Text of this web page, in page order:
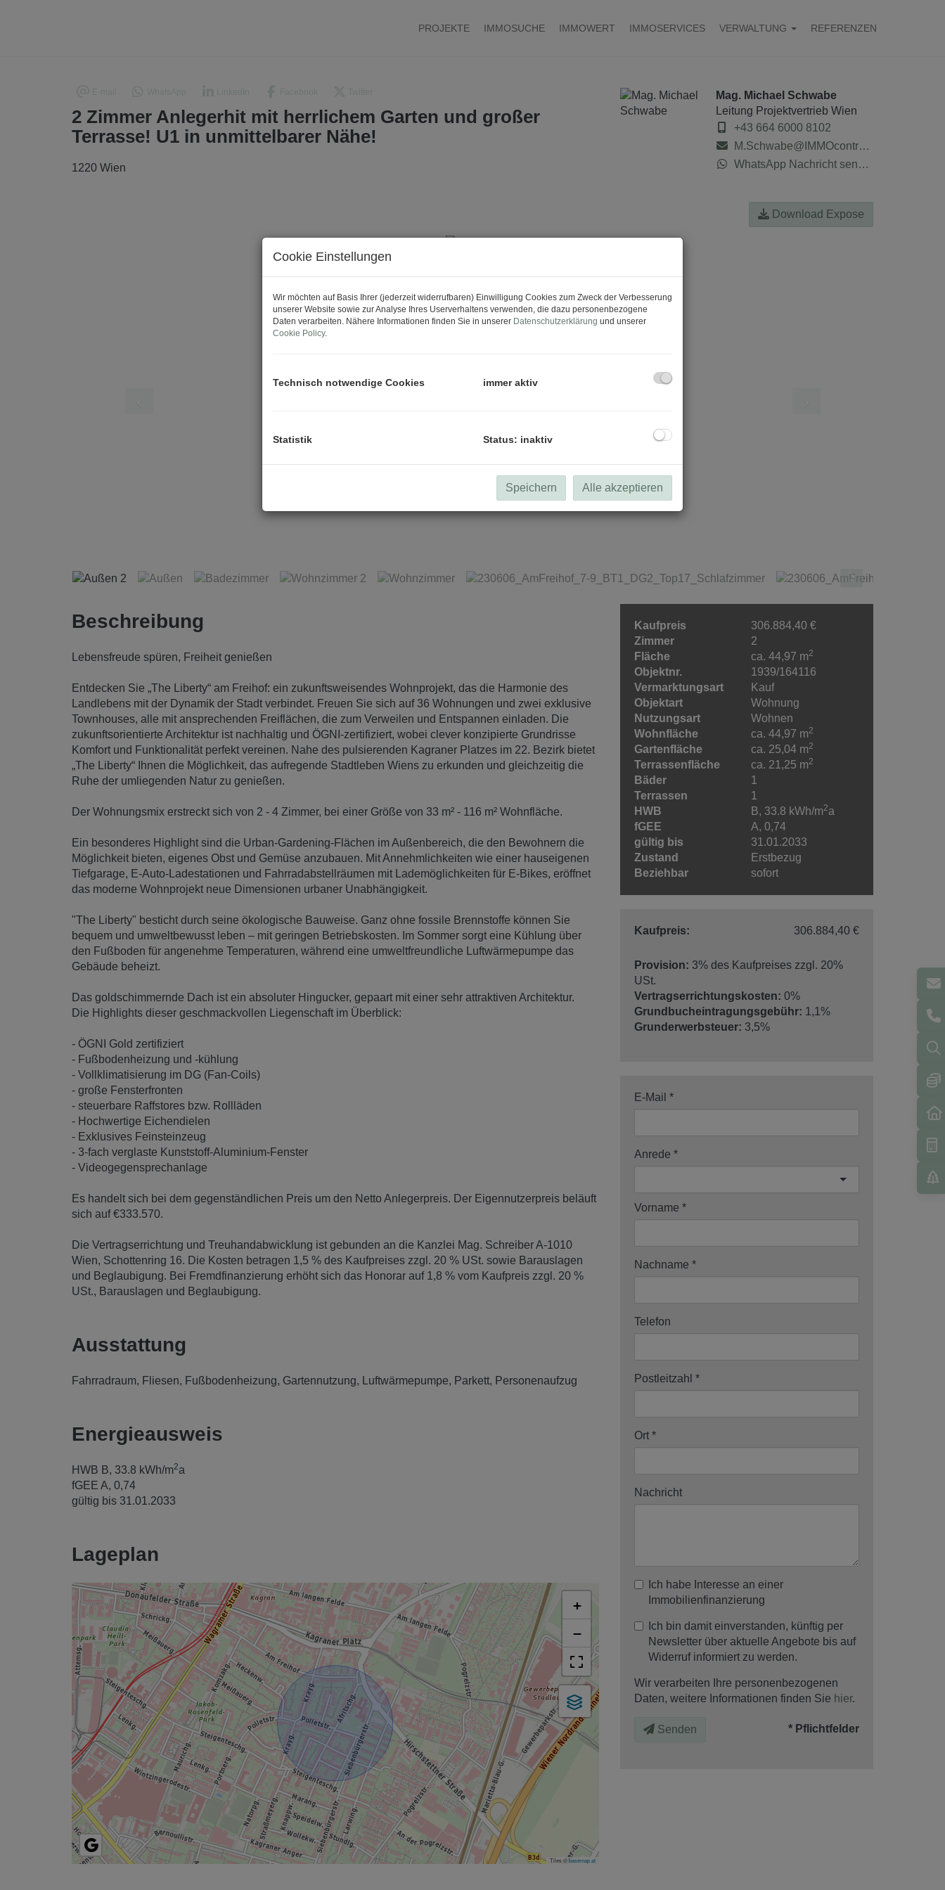
PROJEKTE IMMOSUCHE IMMOWERT IMMOSERVICES VERWALTUNG REFERENZEN
2 Zimmer Anlegerhit mit herrlichem Garten und großer
Terrasse! U1 in unmittelbarer Nähe!
1220 Wien
Mag. Michael Schwabe
Leitung Projektvertrieb Wien
+43 664 6000 8102
M.Schwabe@IMMOcontract.at
WhatsApp Nachricht senden
Download Expose
Beschreibung
Lebensfreude spüren, Freiheit genießen
Entdecken Sie „The Liberty“ am Freihof: ein zukunftsweisendes Wohnprojekt, das die Harmonie des
Landlebens mit der Dynamik der Stadt verbindet. Freuen Sie sich auf 36 Wohnungen und zwei exklusive
Townhouses, alle mit ansprechenden Freiflächen, die zum Verweilen und Entspannen einladen. Die
zukunftsorientierte Architektur ist nachhaltig und ÖGNI-zertifiziert, wobei clever konzipierte Grundrisse
Komfort und Funktionalität perfekt vereinen. Nahe des pulsierenden Kagraner Platzes im 22. Bezirk bietet
„The Liberty“ Ihnen die Möglichkeit, das aufregende Stadtleben Wiens zu erkunden und gleichzeitig die
Ruhe der umliegenden Natur zu genießen.
Der Wohnungsmix erstreckt sich von 2 - 4 Zimmer, bei einer Größe von 33 m² - 116 m² Wohnfläche.
Ein besonderes Highlight sind die Urban-Gardening-Flächen im Außenbereich, die den Bewohnern die
Möglichkeit bieten, eigenes Obst und Gemüse anzubauen. Mit Annehmlichkeiten wie einer hauseigenen
Tiefgarage, E-Auto-Ladestationen und Fahrradabstellräumen mit Lademöglichkeiten für E-Bikes, eröffnet
das moderne Wohnprojekt neue Dimensionen urbaner Unabhängigkeit.
"The Liberty" besticht durch seine ökologische Bauweise. Ganz ohne fossile Brennstoffe können Sie
bequem und umweltbewusst leben – mit geringen Betriebskosten. Im Sommer sorgt eine Kühlung über
den Fußboden für angenehme Temperaturen, während eine umweltfreundliche Luftwärmepumpe das
Gebäude beheizt.
Das goldschimmernde Dach ist ein absoluter Hingucker, gepaart mit einer sehr attraktiven Architektur.
Die Highlights dieser geschmackvollen Liegenschaft im Überblick:
- ÖGNI Gold zertifiziert
- Fußbodenheizung und -kühlung
- Vollklimatisierung im DG (Fan-Coils)
- große Fensterfronten
- steuerbare Raffstores bzw. Rollläden
- Hochwertige Eichendielen
- Exklusives Feinsteinzeug
- 3-fach verglaste Kunststoff-Aluminium-Fenster
- Videogegensprechanlage
Es handelt sich bei dem gegenständlichen Preis um den Netto Anlegerpreis. Der Eigennutzerpreis beläuft
sich auf €333.570.
Die Vertragserrichtung und Treuhandabwicklung ist gebunden an die Kanzlei Mag. Schreiber A-1010
Wien, Schottenring 16. Die Kosten betragen 1,5 % des Kaufpreises zzgl. 20 % USt. sowie Barauslagen
und Beglaubigung. Bei Fremdfinanzierung erhöht sich das Honorar auf 1,8 % vom Kaufpreis zzgl. 20 %
USt., Barauslagen und Beglaubigung.
Ausstattung
Fahrradraum Fliesen Fußbodenheizung Gartennutzung Luftwärmepumpe Parkett Personenaufzug
Energieausweis
HWB B, 33.8 kWh/m2a
fGEE A, 0,74
gültig bis 31.01.2033
Lageplan
+
−
Tiles ©basemap.at
Kaufpreis
306.884,40 €
Zimmer
2
Fläche
ca. 44,97 m2
Objektnr.
1939/164116
Vermarktungsart
Kauf
Objektart
Wohnung
Nutzungsart
Wohnen
Wohnfläche
ca. 44,97 m2
Gartenfläche ca. 25,04 m2
Terrassenfläche ca. 21,25 m2
Bäder
1
Terrassen
1
HWB
B, 33.8 kWh/m2a
fGEE
A, 0,74
gültig bis
31.01.2033
Zustand
Erstbezug
Beziehbar
sofort
Kaufpreis: 306.884,40 €
Provision: 3% des Kaufpreises zzgl. 20%
USt.
Vertragserrichtungskosten: 0%
Grundbucheintragungsgebühr: 1,1%
Grunderwerbsteuer: 3,5%
E-Mail
Anrede
Vorname
Nachname
Telefon
Postleitzahl
Ort
Nachricht
Ich habe Interesse an einer
Immobilienfinanzierung
Ich bin damit einverstanden, künftig per
Newsletter über aktuelle Angebote bis auf
Widerruf informiert zu werden.
Wir verarbeiten Ihre personenbezogenen
Daten, weitere Informationen finden Sie hier.
Senden * Pflichtfelder
Cookie Einstellungen
Wir möchten auf Basis Ihrer (jederzeit widerrufbaren) Einwilligung Cookies zum Zweck der Verbesserung
unserer Website sowie zur Analyse Ihres Userverhaltens verwenden, die dazu personenbezogene
Daten verarbeiten. Nähere Informationen finden Sie in unserer Datenschutzerklärung und unserer
Cookie Policy.
Technisch notwendige Cookies immer aktiv
Statistik Status: inaktiv
Speichern Alle akzeptieren